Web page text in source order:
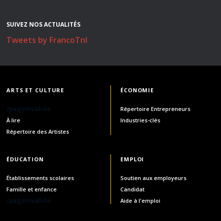
SUIVEZ NOS ACTUALITÉS
Tweets by FrancoTnl
ARTS ET CULTURE
/pageInvalide
À lire
Répertoire des Artistes
ÉCONOMIE
Répertoire Entrepreneurs
Industries-clés
ÉDUCATION
Établissements scolaires
Famille et enfance
/pageInvalide
EMPLOI
Soutien aux employeurs
Candidat
Aide à l'emploi